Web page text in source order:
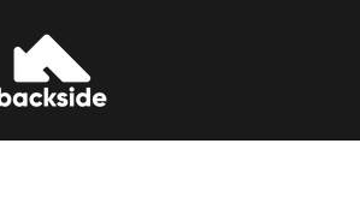
Backside Verbier